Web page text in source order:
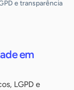
e transparência
em
LGPD e